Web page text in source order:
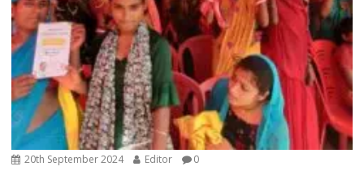
20th September 2024 Editor 0